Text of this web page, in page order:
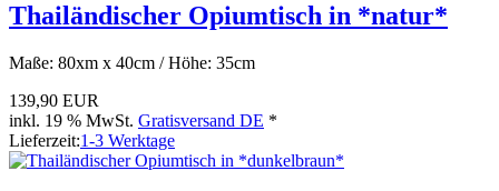
Thailändischer Opiumtisch in *natur*
Maße: 80xm x 40cm / Höhe: 35cm
139,90 EUR
inkl. 19 % MwSt. Gratisversand DE *
Lieferzeit:1-3 Werktage